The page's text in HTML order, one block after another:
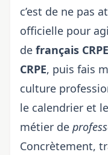
c’est de ne pas
officielle pour
de français CRPE
CRPE, puis fais
culture
le calendrier et
métier de
Concrètement,